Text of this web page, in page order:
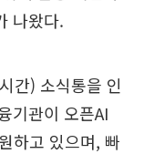
나왔다.
간) 소식통을 인
기관이 오픈AI
하고 있으며, 빠